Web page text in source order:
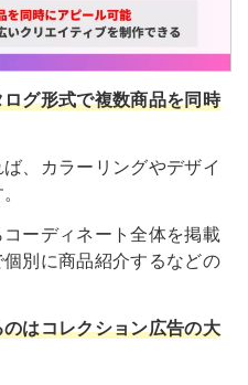
ログ形式で複数商品を同時
、カラーリングやデザイ
ーディネート全体を掲載
別に商品紹介するなどの
はコレクション広告の大